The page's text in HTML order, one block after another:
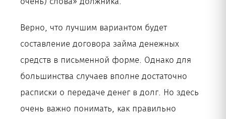
Верно, что лучшим вариантом будет
составление договора займа денежных
средств в письменной форме. Однако для
большинства случаев вполне достаточно
расписки о передаче денег в долг. Но здесь
очень важно понимать, как правильно